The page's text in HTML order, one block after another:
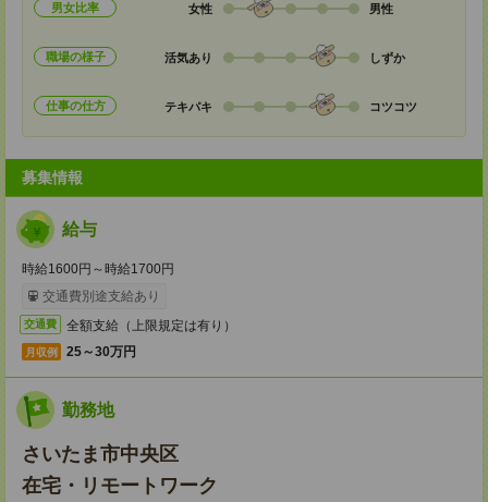
男女比率 女性 男性
職場の様子 活気あり しずか
仕事の仕方 テキパキ コツコツ
募集情報
給与
時給1600円～時給1700円
交通費別途支給あり
交通費 全額支給（上限規定は有り）
月収例 25～30万円
勤務地
さいたま市中央区
在宅・リモートワーク